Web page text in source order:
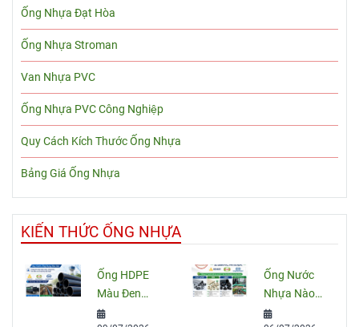
Ống Nhựa Đạt Hòa
Ống Nhựa Stroman
Van Nhựa PVC
Ống Nhựa PVC Công Nghiệp
Quy Cách Kích Thước Ống Nhựa
Bảng Giá Ống Nhựa
KIẾN THỨC ỐNG NHỰA
Ống HDPE
Màu Đen
Sọc Xanh:
Ống Nước
Nhựa Nào
Tốt Nhất